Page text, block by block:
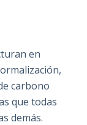
en
carbono
que todas
demás.